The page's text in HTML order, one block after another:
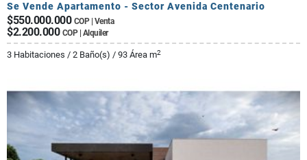
Se Vende Apartamento - Sector Avenida Centenario
$550.000.000 COP | Venta
$2.200.000 COP | Alquiler
3 Habitaciones / 2 Baño(s) / 93 Área m2